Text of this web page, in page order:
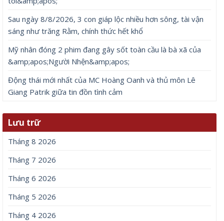
Sau ngày 8/8/2026, 3 con giáp lộc nhiều hơn sông, tài vận
sáng như trăng Rằm, chính thức hết khổ
Mỹ nhân đóng 2 phim đang gây sốt toàn cầu là bà xã của
&amp;apos;Người Nhện&amp;apos;
Động thái mới nhất của MC Hoàng Oanh và thủ môn Lê
Giang Patrik giữa tin đồn tình cảm
Lưu trữ
Tháng 8 2026
Tháng 7 2026
Tháng 6 2026
Tháng 5 2026
Tháng 4 2026